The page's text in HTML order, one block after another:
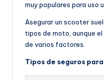
muy populares para uso
Asegurar un scooter
tipos de moto, aunque
de varios factores.
Tipos de seguros